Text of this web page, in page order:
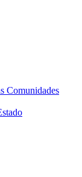
Comunidades